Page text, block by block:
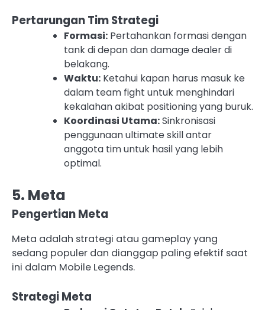
Pertarungan Tim Strategi
Formasi: Pertahankan formasi dengan
tank di depan dan damage dealer di
belakang.
Waktu: Ketahui kapan harus masuk ke
dalam team fight untuk menghindari
kekalahan akibat positioning yang buruk.
Koordinasi Utama:Sinkronisasi
penggunaan ultimate skill antar
anggota tim untuk hasil yang lebih
optimal.
5. Meta
Pengertian Meta
Meta adalah strategi atau gameplay yang
sedang populer dan dianggap paling efektif saat
ini dalam Mobile Legends.
Strategi Meta